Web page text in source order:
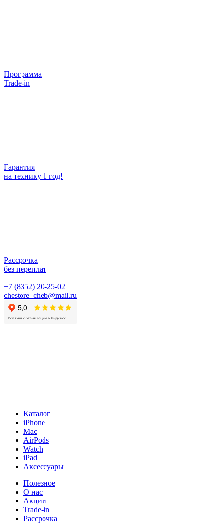
Программа
Trade-in
Гарантия
на технику 1 год!
Рассрочка
без переплат
+7 (8352) 20-25-02
chestore_cheb@mail.ru
Каталог
iPhone
Mac
AirPods
Watch
iPad
Аксессуары
Полезное
О нас
Акции
Trade-in
Рассрочка